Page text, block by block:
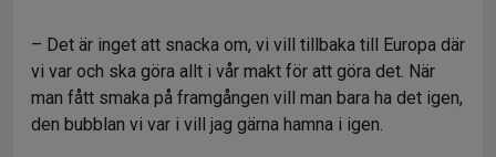
– Det är inget att snacka om, vi vill tillbaka till Europa där
vi var och ska göra allt i vår makt för att göra det. När
man fått smaka på framgången vill man bara ha det igen,
den bubblan vi var i vill jag gärna hamna i igen.